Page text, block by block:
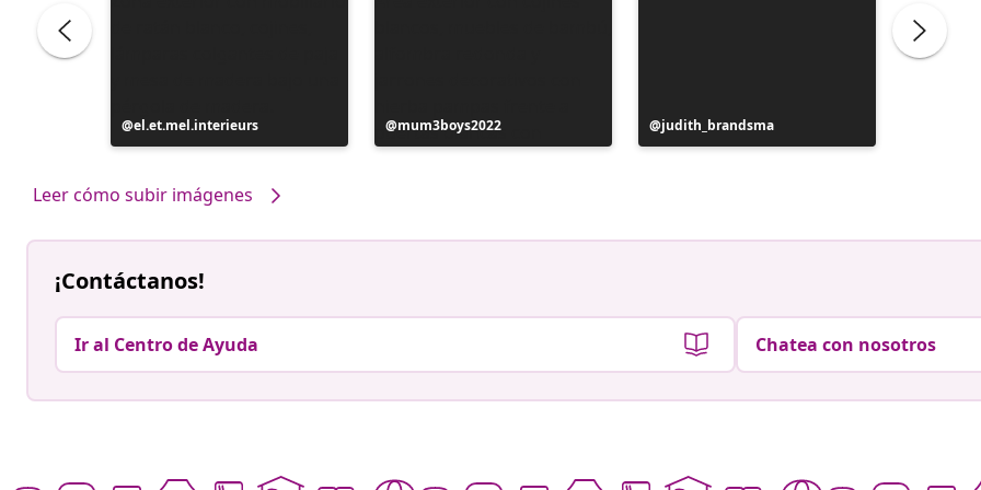
Publicación
realizada
el.et.mel.interieurs
Publicación
realizada
mum3boys2022
Publicación
realizada
judith_brandsma
Leer cómo subir imágenes
¡Contáctanos!
Ir al Centro de Ayuda Chatea con nosotros